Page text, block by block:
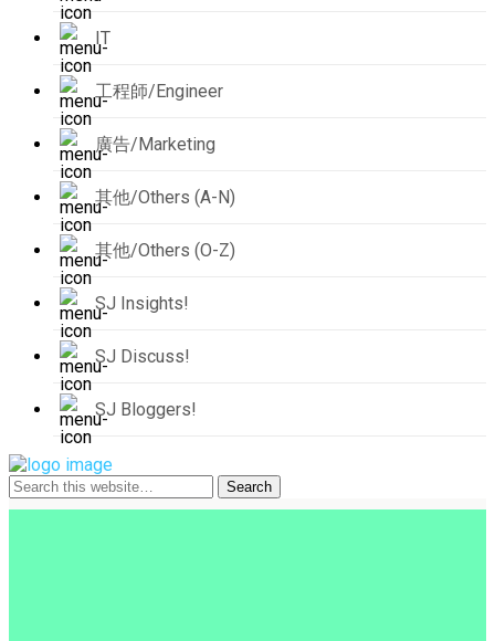
IT
工程師/Engineer
廣告/Marketing
其他/Others (A-N)
其他/Others (O-Z)
SJ Insights!
SJ Discuss!
SJ Bloggers!